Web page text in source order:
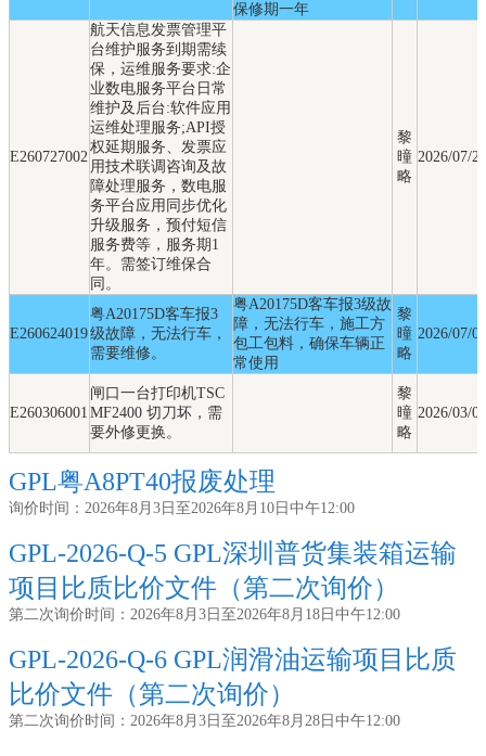
保修期一年
E260727002
航天信息发票管理平
台维护服务到期需续
保，运维服务要求:企
业数电服务平台日常
维护及后台:软件应用
运维处理服务;API授
权延期服务、发票应
用技术联调咨询及故
障处理服务，数电服
务平台应用同步优化
升级服务，预付短信
服务费等，服务期1
年。需签订维保合
同。
黎
曈
略
2026/07/28
E260624019
粤A20175D客车报3
级故障，无法行车，
需要维修。
粤A20175D客车报3级故
障，无法行车，施工方
包工包料，确保车辆正
常使用
黎
曈
略
2026/07/08
E260306001
闸口一台打印机TSC
MF2400 切刀坏，需
要外修更换。
黎
曈
略
2026/03/06
GPL粤A8PT40报废处理
询价时间：2026年8月3日至2026年8月10日中午12:00
GPL-2026-Q-5 GPL深圳普货集装箱运输
项目比质比价文件（第二次询价）
第二次询价时间：2026年8月3日至2026年8月18日中午12:00
GPL-2026-Q-6 GPL润滑油运输项目比质
比价文件（第二次询价）
第二次询价时间：2026年8月3日至2026年8月28日中午12:00